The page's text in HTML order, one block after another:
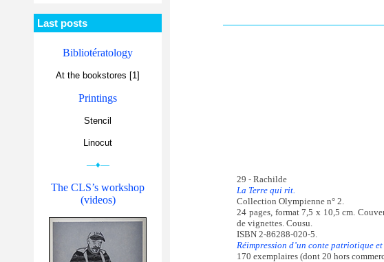
Last posts
Bibliotératology
At the bookstores [1]
Printings
Stencil
Linocut
—♦—
The CLS’s workshop
(videos)
29 - Rachilde
La Terre qui rit.
Collection Olympienne n° 2.
24 pages, format 7,5 x 10,5 cm.
de vignettes. Cousu.
ISBN 2-86288-020-5.
Réimpression d’un conte patriotique
170 exemplaires (dont 20 hors